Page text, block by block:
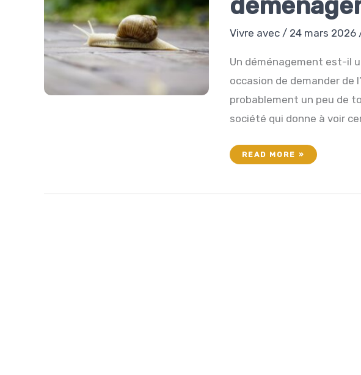
Vivre avec/ 24 mars 2026
Un déménagement est-il
occasion de demander de
probablement un peu de
société qui donne à voir
L’AVENTURE
READ MORE »